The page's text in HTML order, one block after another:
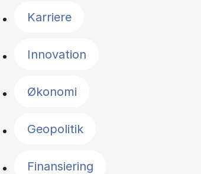
Karriere
Innovation
Økonomi
Geopolitik
Finansiering